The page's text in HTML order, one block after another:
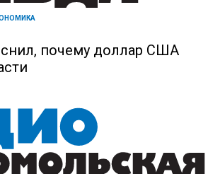
почему доллар США